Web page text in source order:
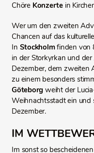
Chöre Konzertein
Wer um den zweiten
Chancen auf das
In Stockholmfinden von
in der Storkyrkan und
Dezember, dem zweiten
zu einem besonders
Göteborg weiht der
Weihnachtsstadt ein und
Dezember.
IM
Im sonst so